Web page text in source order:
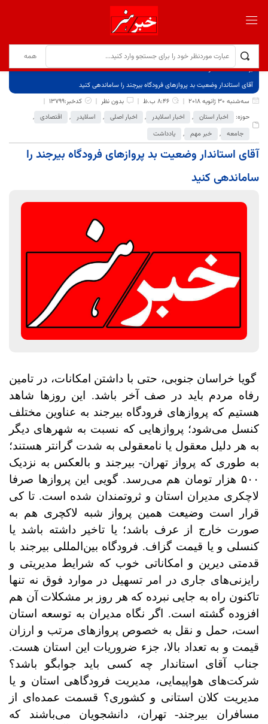
برگ نخست
نوشته‌ها
آقای استاندار وضعیت بد پروازهای فرودگاه بیرجند را ساماندهی کنید
سه‌شنبه 30 ژانویه 2018
8:46 ب.ظ بدون نظر
کدخبر:13799
حوزه:
اخبار استان , اخبار اسلایدر , اخبار اصلی , اسلایدر , اقتصادی ,
جامعه , خبر مهم , یادداشت
آقای استاندار وضعیت بد پروازهای فرودگاه بیرجند را
ساماندهی کنید
گویا خراسان جنوبی، حتی با داشتن امکانات، در تامین
رفاه مردم باید در صف آخر باشد. این روزها شاهد
هستیم که پروازهای فرودگاه بیرجند به عناوین مختلف
کنسل می‌شود؛ پروازهایی که نسبت به شهرهای دیگر
به هر دلیل معقول یا نامعقولی به شدت گرانتر هستند؛
به طوری که پرواز تهران- بیرجند و بالعکس به نزدیک
۵۰۰ هزار تومان هم می‌رسد. گویی این پروازها صرفا
لاچکری مدیران استان و ثروتمندان شده است. تا کی
قرار است وضیعت همین پرواز شبه لاکچری هم به
صورت خارج از عرف باشد؛ یا تاخیر داشته باشد یا
کنسلی و یا قیمت گزاف. فرودگاه بین‌المللی بیرجند با
قدمتی دیرین و امکاناتی خوب که شرایط مدیریتی و
رایزنی‌های جاری در امر تسهیل در موارد فوق نه تنها
تاکنون راه به جایی نبرده که هر روز بر مشکلات آن هم
افزوده گشته است. اگر نگاه مدیران به توسعه استان
است، حمل و نقل به خصوص پروازهای مرتب و ارزان
قیمت و به تعداد بالا، جزء ضروریات این استان هست.
جناب آقای استاندار چه کسی باید جوابگو باشد؟
شرکت‌های هواپیمایی، مدیریت فرودگاهی استان و یا
مدیریت کلان استانی و کشوری؟ قسمت عمده‌ای از
مسافران بیرجند- تهران، دانشجویان می‌باشند که